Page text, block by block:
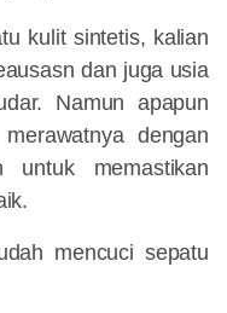
kulit sintetis, kalian
dan juga usia
Namun apapun
dengan
memastikan
mencuci sepatu